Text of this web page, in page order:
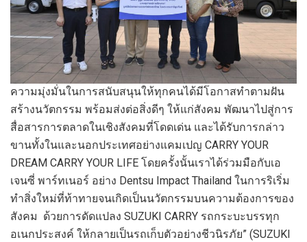
ความมุ่งมั่นในการสนับสนุนให้ทุกคนได้มีโอกาสทำตามฝัน
สร้างนวัตกรรม พร้อมส่งต่อสิ่งดีๆ ให้แก่สังคม พัฒนาไปสู่การ
สื่อสารการตลาดในเชิงสังคมที่โดดเด่น และได้รับการกล่าว
ขานทั้งในและนอกประเทศอย่างแคมเปญ CARRY YOUR
DREAM CARRY YOUR LIFE โดยครั้งนั้นเราได้ร่วมมือกับเอ
เจนซี่ พาร์ทเนอร์ อย่าง Dentsu Impact Thailand ในการริเริ่ม
ทำสิ่งใหม่ที่ท้าทายจนเกิดเป็นนวัตกรรมบนความต้องการของ
สังคม ด้วยการดัดแปลง SUZUKI CARRY รถกระบะบรรทุก
อเนกประสงค์ ให้กลายเป็นรถเก็บตัวอย่างชีวนิรภัย” (SUZUKI